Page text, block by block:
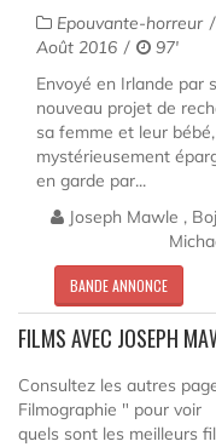
Epouvante-horreur
Août 2016
97'
Envoyé en Irlande par
nouveau projet de
sa femme et leur
mystérieusement
en garde par...
Joseph Mawle ,
BANDE ANNONCE
FILMS AVEC JOSEPH
Consultez les autres
Filmographie " pour voir
quels sont les meilleurs